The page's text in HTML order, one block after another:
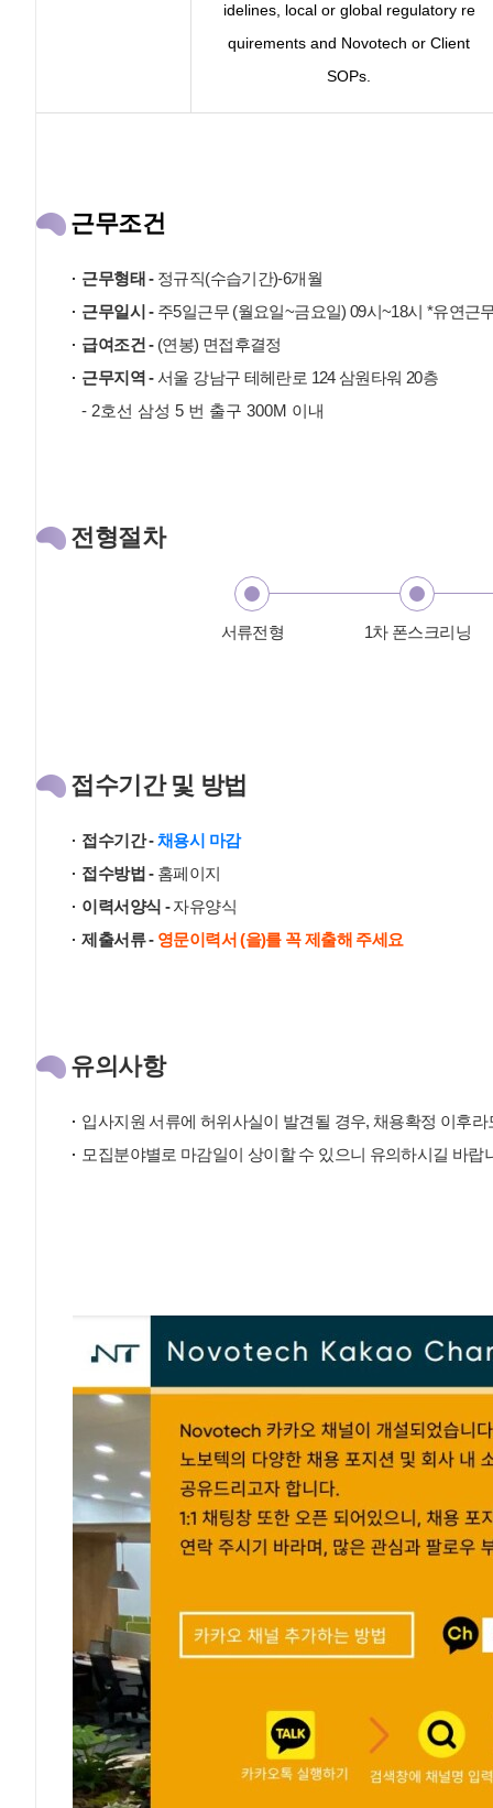
idelines, local or global regulatory re
quirements and Novotech or Client
SOPs.
근무조건
근무형태 - 정규직(수습기간)-6개월
근무일시 - 주5일근무 (월요일~금요일) 09시~18시 *유연근
급여조건 - (연봉) 면접후결정
근무지역 -서울 강남구 테헤란로 124 삼원타워 20층
- 2호선 삼성 5 번 출구 300M 이내
전형절차
서류전형 1차 폰스크리닝
접수기간 및 방법
접수기간 -채용시 마감
접수방법 - 홈페이지
이력서양식 -자유양식
제출서류 - 영문이력서 (을)를 꼭 제출해 주세요
유의사항
입사지원 서류에 허위사실이 발견될 경우, 채용확정 이후
모집분야별로 마감일이 상이할 수 있으니 유의하시길 바랍